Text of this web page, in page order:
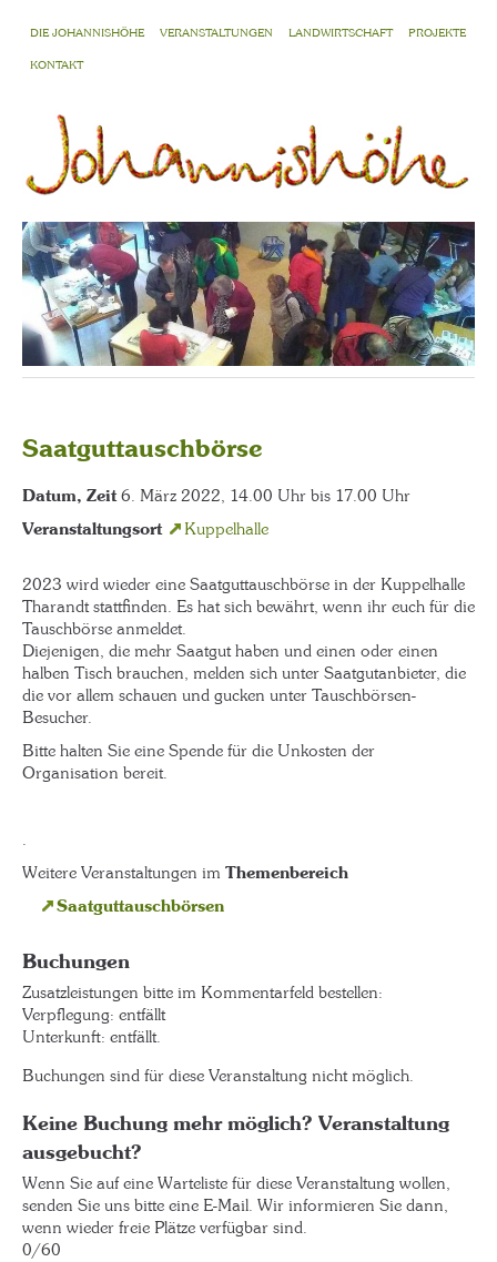
DIE JOHANNISHÖHE VERANSTALTUNGEN LANDWIRTSCHAFT PROJEKTE
KONTAKT
Saatguttauschbörse
Datum, Zeit6. März 2022, 14.00 Uhr bis 17.00 Uhr
Veranstaltungsort Kuppelhalle
2023 wird wieder eine Saatguttauschbörse in der Kuppelhalle
Tharandt stattfinden. Es hat sich bewährt, wenn ihr euch für die
Tauschbörse anmeldet.
Diejenigen, die mehr Saatgut haben und einen oder einen
halben Tisch brauchen, melden sich unter Saatgutanbieter, die
die vor allem schauen und gucken unter Tauschbörsen-
Besucher.
Bitte halten Sie eine Spende für die Unkosten der
Organisation bereit.
.
Weitere Veranstaltungen im Themenbereich
Saatguttauschbörsen
Buchungen
Zusatzleistungen bitte im Kommentarfeld bestellen:
Verpflegung: entfällt
Unterkunft: entfällt.
Buchungen sind für diese Veranstaltung nicht möglich.
Keine Buchung mehr möglich? Veranstaltung
ausgebucht?
Wenn Sie auf eine Warteliste für diese Veranstaltung wollen,
senden Sie uns bitte eine E-Mail. Wir informieren Sie dann,
wenn wieder freie Plätze verfügbar sind.
0/60